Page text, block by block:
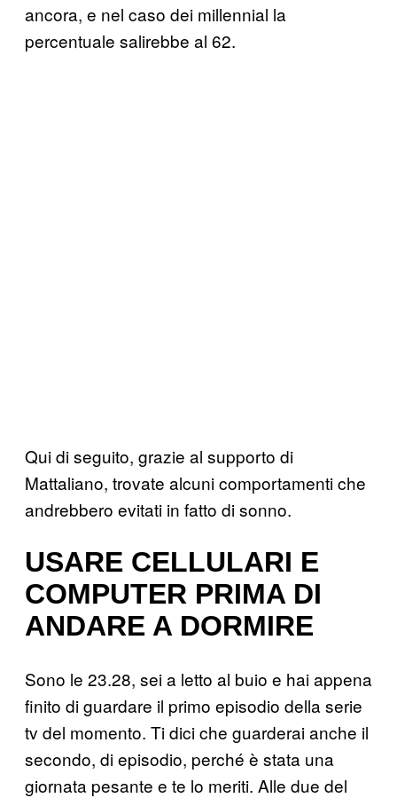
ancora, e nel caso dei millennial la
percentuale salirebbe al 62.
Qui di seguito, grazie al supporto di
Mattaliano, trovate alcuni comportamenti che
andrebbero evitati in fatto di sonno.
USARE CELLULARI E
COMPUTER PRIMA DI
ANDARE A DORMIRE
Sono le 23.28, sei a letto al buio e hai appena
finito di guardare il primo episodio della serie
tv del momento. Ti dici che guarderai anche il
secondo, di episodio, perché è stata una
giornata pesante e te lo meriti. Alle due del